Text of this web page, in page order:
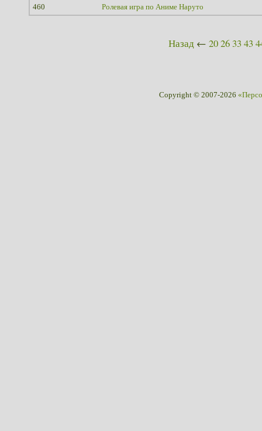
460
Ролевая игра по Аниме Наруто
Назад ← 2026 33 43
Copyright © 2007-2026